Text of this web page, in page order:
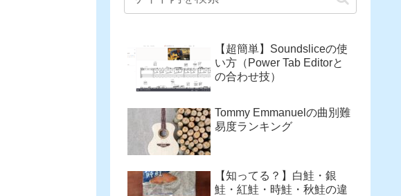
【超簡単】Soundsliceの使
い方（Power Tab Editorと
の合わせ技）
Tommy Emmanuelの曲別難
易度ランキング
【知ってる？】白鮭・銀
鮭・紅鮭・時鮭・秋鮭の違